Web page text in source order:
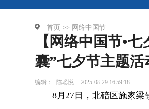
首页 >> 网络中国节
【网络中国节•
囊”七夕节主题活
编辑： 陈聪悦 2025-08-29 16:59:18
8月27日，北碚区施家